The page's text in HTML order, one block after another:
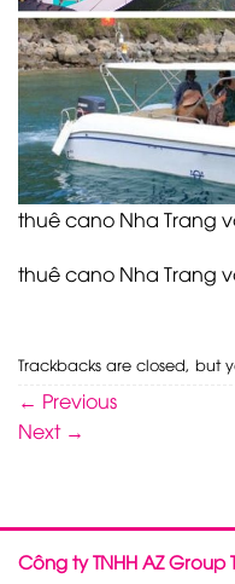
thuê cano Nha Trang
thuê cano Nha Trang
Trackbacks are closed, but
← Previous
Next →
Công ty TNHH AZ Group